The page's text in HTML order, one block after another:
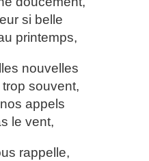
si belle
printemps,
nouvelles
souvent,
appels
le vent,
rappelle,